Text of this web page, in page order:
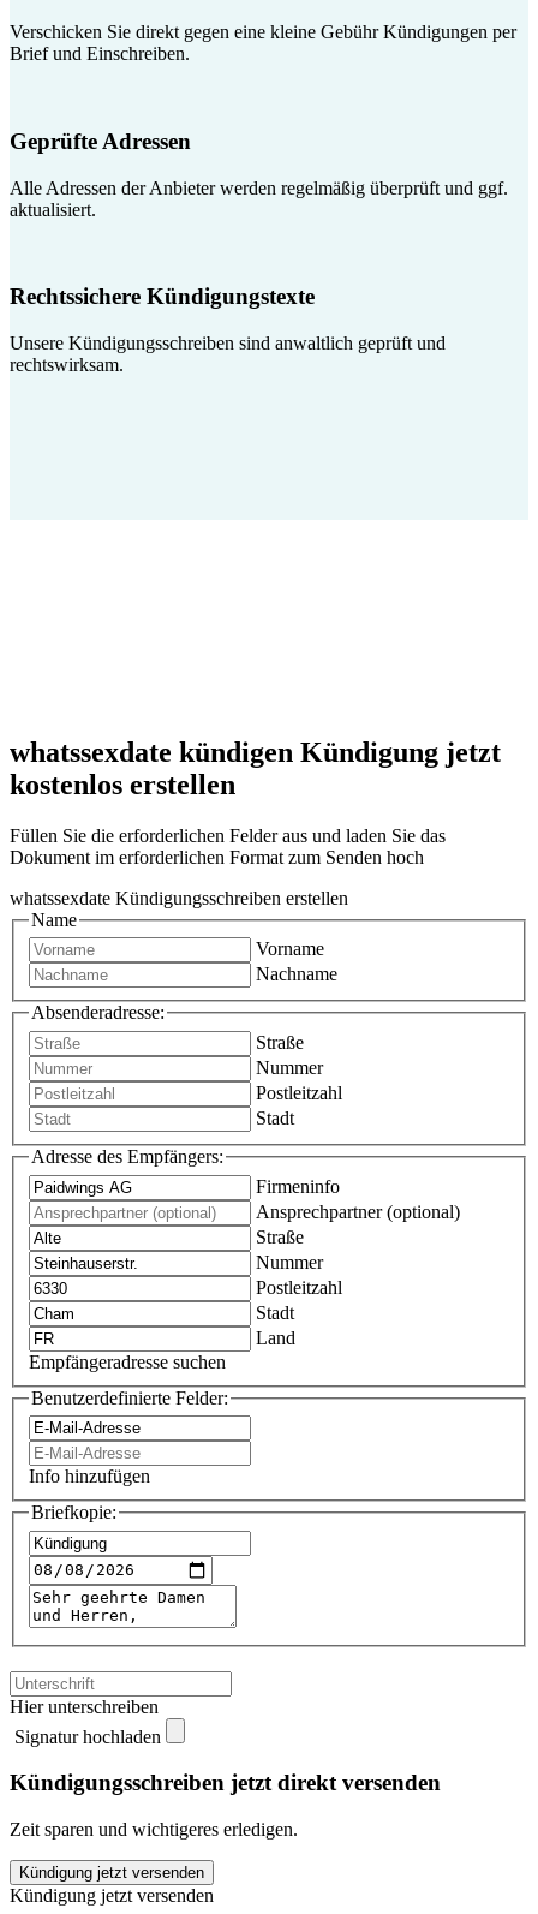
Verschicken Sie direkt gegen eine kleine Gebühr Kündigungen per
Brief und Einschreiben.
Geprüfte Adressen
Alle Adressen der Anbieter werden regelmäßig überprüft und ggf.
aktualisiert.
Rechtssichere Kündigungstexte
Unsere Kündigungsschreiben sind anwaltlich geprüft und
rechtswirksam.
whatssexdate kündigen Kündigung jetzt
kostenlos erstellen
Füllen Sie die erforderlichen Felder aus und laden Sie das
Dokument im erforderlichen Format zum Senden hoch
whatssexdate Kündigungsschreiben erstellen
Name
Vorname
Nachname
Absenderadresse:
Straße
Nummer
Postleitzahl
Stadt
Adresse des Empfängers:
Firmeninfo
Ansprechpartner (optional)
Straße
Nummer
Postleitzahl
Stadt
Land
Empfängeradresse suchen
Benutzerdefinierte Felder:
Info hinzufügen
Briefkopie:
Hier unterschreiben
Signatur hochladen
Kündigungsschreiben jetzt direkt versenden
Zeit sparen und wichtigeres erledigen.
whatssexdate
kündigen
Kündigung jetzt versenden
Kündigung jetzt versenden